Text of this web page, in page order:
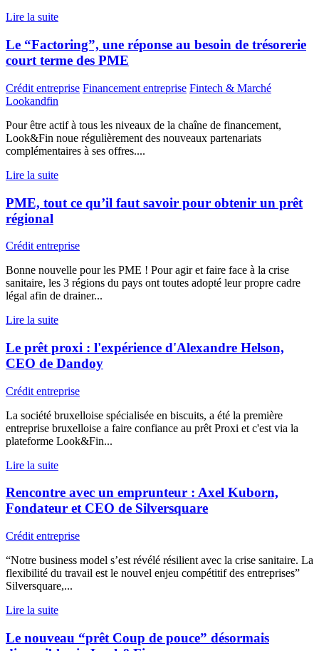
Lire la suite
Le “Factoring”, une réponse au besoin de trésorerie
court terme des PME
Crédit entreprise Financement entreprise Fintech & Marché
Lookandfin
Pour être actif à tous les niveaux de la chaîne de financement,
Look&Fin noue régulièrement des nouveaux partenariats
complémentaires à ses offres....
Lire la suite
PME, tout ce qu’il faut savoir pour obtenir un prêt
régional
Crédit entreprise
Bonne nouvelle pour les PME ! Pour agir et faire face à la crise
sanitaire, les 3 régions du pays ont toutes adopté leur propre cadre
légal afin de drainer...
Lire la suite
Le prêt proxi : l'expérience d'Alexandre Helson,
CEO de Dandoy
Crédit entreprise
La société bruxelloise spécialisée en biscuits, a été la première
entreprise bruxelloise a faire confiance au prêt Proxi et c'est via la
plateforme Look&Fin...
Lire la suite
Rencontre avec un emprunteur : Axel Kuborn,
Fondateur et CEO de Silversquare
Crédit entreprise
“Notre business model s’est révélé résilient avec la crise sanitaire. La
flexibilité du travail est le nouvel enjeu compétitif des entreprises”
Silversquare,...
Lire la suite
Le nouveau “prêt Coup de pouce” désormais